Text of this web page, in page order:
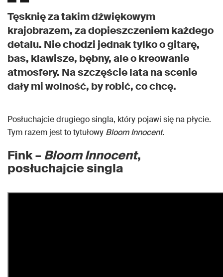
Tęsknię za takim dźwiękowym
krajobrazem, za dopieszczeniem każdego
detalu. Nie chodzi jednak tylko o gitarę,
bas, klawisze, bębny, ale o kreowanie
atmosfery. Na szczęście lata na scenie
dały mi wolność, by robić, co chcę.
Posłuchajcie drugiego singla, który pojawi się na płycie.
Tym razem jest to tytułowy Bloom Innocent.
Fink –Bloom Innocent,
posłuchajcie singla